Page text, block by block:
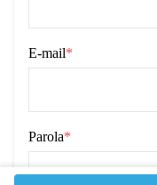
E-mail*
Parola*